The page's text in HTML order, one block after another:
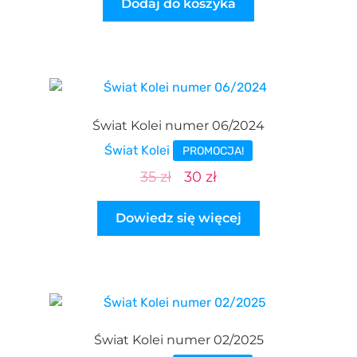
Dodaj do koszyka
Świat Kolei numer 06/2024
Świat Kolei
PROMOCJA!
35zł
Pierwotna
cena
wynosiła:
35 zł.
30złAktualna
cena
wynosi:
30 zł.
Dowiedz się więcej
Świat Kolei numer 02/2025